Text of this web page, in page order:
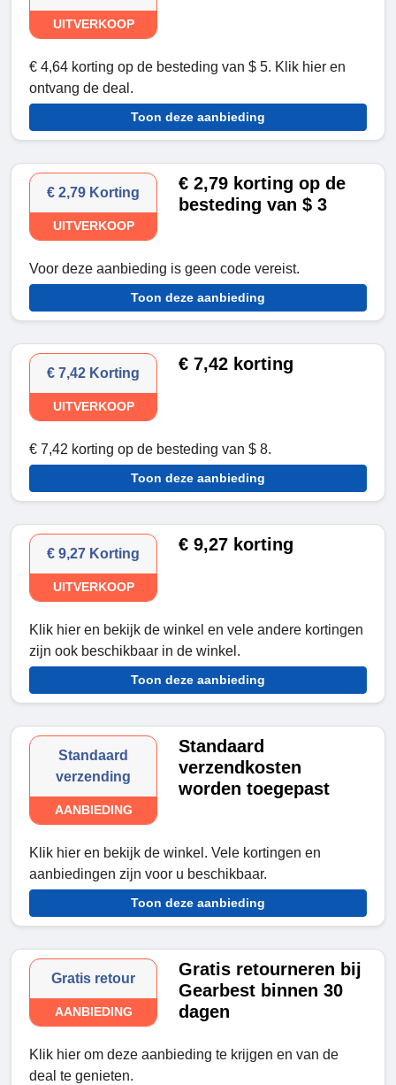
UITVERKOOP
€ 4,64 korting op de besteding van $ 5. Klik hier en
ontvang de deal.
Toon deze aanbieding
€ 2,79 Korting
UITVERKOOP
€ 2,79 korting op de
besteding van $ 3
Voor deze aanbieding is geen code vereist.
Toon deze aanbieding
€ 7,42 Korting
UITVERKOOP
€ 7,42 korting
€ 7,42 korting op de besteding van $ 8.
Toon deze aanbieding
€ 9,27 Korting
UITVERKOOP
€ 9,27 korting
Klik hier en bekijk de winkel en vele andere kortingen
zijn ook beschikbaar in de winkel.
Toon deze aanbieding
Standaard
verzending
AANBIEDING
Standaard
verzendkosten
worden toegepast
Klik hier en bekijk de winkel. Vele kortingen en
aanbiedingen zijn voor u beschikbaar.
Toon deze aanbieding
Gratis retour
AANBIEDING
Gratis retourneren bij
Gearbest binnen 30
dagen
Klik hier om deze aanbieding te krijgen en van de
deal te genieten.